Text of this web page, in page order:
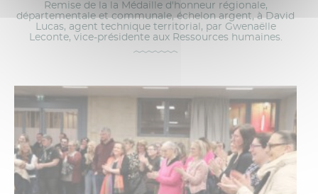
Remise de la la Médaille d'honneur régionale,
départementale et communale, échelon argent, à David
Lucas, agent technique territorial, par Gwenaëlle
Leconte, vice-présidente aux Ressources humaines.